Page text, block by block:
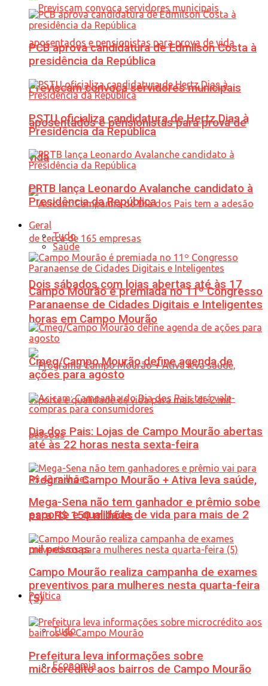
Previscam convoca servidores municipais
aposentados e pensionistas para prova de
vida
Dois sábados com lojas abertas até às 17
horas em Campo Mourão
Programa Campo Mourão + Ativa leva saúde,
esporte e qualidade de vida para mais de 2
mil pessoas
Política
Tudo
Economia
PCB aprova candidatura de Edmilson Costa à
presidência da República
PSTU oficializa candidatura de Hertz Dias à
Presidência da República
PRTB lança Leonardo Avalanche candidato à
Presidência da República
Geral
Tudo
Saúde
Campo Mourão é premiada no 11º Congresso
Paranaense de Cidades Digitais e Inteligentes
Cmeg/Campo Mourão define agenda de
ações para agosto
Dia dos Pais: Lojas de Campo Mourão abertas
até às 22 horas nesta sexta-feira
Mega-Sena não tem ganhador e prêmio sobe
para R$ 150 milhões
Campo Mourão realiza campanha de exames
preventivos para mulheres nesta quarta-feira
(5)
Prefeitura leva informações sobre
microcrédito aos bairros de Campo Mourão